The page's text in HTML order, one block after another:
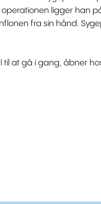
operationen ligger han
fra sin hånd.
til at gå i gang, åbner